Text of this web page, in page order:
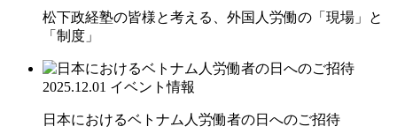
松下政経塾の皆様と考える、外国人労働の「現場」と
「制度」
2025.12.01 イベント情報
日本におけるベトナム人労働者の日へのご招待